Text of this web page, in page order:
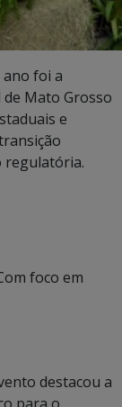
foi a
de Mato Grosso
e
regulatória.
foco em
destacou a